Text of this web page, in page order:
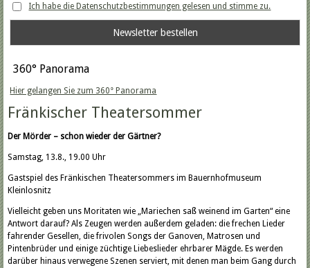
Ich habe die Datenschutzbestimmungen gelesen und stimme zu.
360° Panorama
Hier gelangen Sie zum 360° Panorama
Fränkischer Theatersommer
Der Mörder – schon wieder der Gärtner?
Samstag, 13.8., 19.00 Uhr
Gastspiel des Fränkischen Theatersommers im Bauernhofmuseum
Kleinlosnitz
Vielleicht geben uns Moritaten wie „Mariechen saß weinend im Garten“ eine
Antwort darauf? Als Zeugen werden außerdem geladen: die frechen Lieder
fahrender Gesellen, die frivolen Songs der Ganoven, Matrosen und
Pintenbrüder und einige züchtige Liebeslieder ehrbarer Mägde. Es werden
darüber hinaus verwegene Szenen serviert, mit denen man beim Gang durch